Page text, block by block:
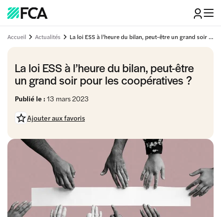
Accueil Actualités La loi ESS à l’heure du bilan, peut-être un grand soir pour les coopératives ?
La loi ESS à l’heure du bilan, peut-être
un grand soir pour les coopératives ?
Publié le : 13 mars 2023
Ajouter aux favoris